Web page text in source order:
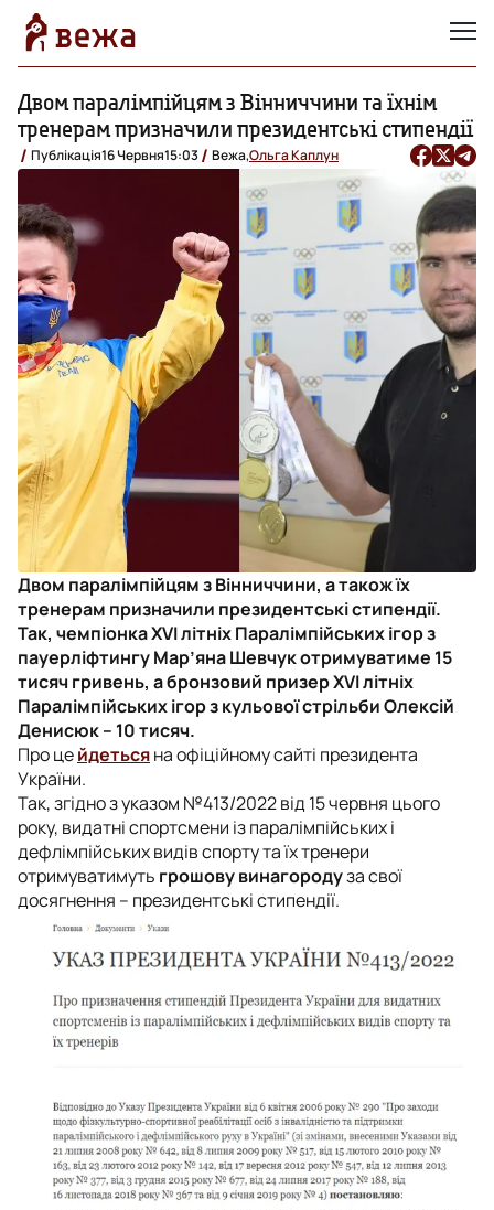
Двом паралімпійцям з Вінниччини та їхнім
тренерам призначили президентські стипендії
Публікація16 Червня15:03 Вежа,Ольга Каплун
Двом паралімпійцям з Вінниччини, а також їх
тренерам призначили президентські стипендії.
Так, чемпіонка XVI літніх Паралімпійських ігор з
пауерліфтингу Мар’яна Шевчук отримуватиме 15
тисяч гривень, а бронзовий призер XVI літніх
Паралімпійських ігор з кульової стрільби Олексій
Денисюк – 10 тисяч.
Про цейдетьсяна офіційному сайті президента
України.
Так, згідно з указом №413/2022 від 15 червня цього
року, видатні спортсмени із паралімпійських і
дефлімпійських видів спорту та їх тренери
отримуватимуть грошову винагородуза свої
досягнення – президентські стипендії.